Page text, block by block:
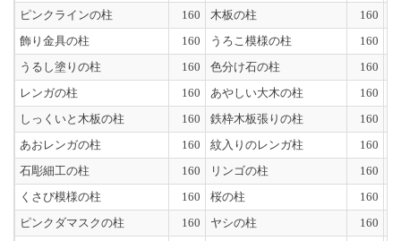
ピンクラインの柱
160 木板の柱 160
飾り金具の柱
160 うろこ模様の柱 160
うるし塗りの柱
160 色分け石の柱 160
レンガの柱
160 あやしい大木の柱 160
しっくいと木板の柱
160 鉄枠木板張りの柱 160
あおレンガの柱
160 紋入りのレンガ柱 160
石彫細工の柱
160 リンゴの柱 160
くさび模様の柱
160 桜の柱 160
ピンクダマスクの柱
160 ヤシの柱 160